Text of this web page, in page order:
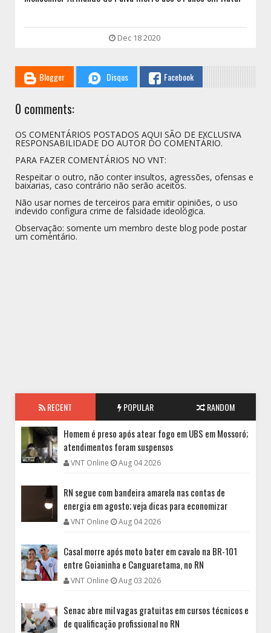
Dec 18 2020
Blogger Disqus Facebook
0 comments:
OS COMENTÁRIOS POSTADOS AQUI SÃO DE EXCLUSIVA
RESPONSABILIDADE DO AUTOR DO COMENTÁRIO.
PARA FAZER COMENTÁRIOS NO VNT:
Respeitar o outro, não conter insultos, agressões, ofensas e
baixarias, caso contrário não serão aceitos.
Não usar nomes de terceiros para emitir opiniões, o uso
indevido configura crime de falsidade ideológica.
Observação: somente um membro deste blog pode postar
um comentário.
RECENT POPULAR RANDOM
Homem é preso após atear fogo em UBS em Mossoró;
atendimentos foram suspensos
VNT Online Aug 04 2026
RN segue com bandeira amarela nas contas de
energia em agosto; veja dicas para economizar
VNT Online Aug 04 2026
Casal morre após moto bater em cavalo na BR-101
entre Goianinha e Canguaretama, no RN
VNT Online Aug 03 2026
Senac abre mil vagas gratuitas em cursos técnicos e
de qualificação profissional no RN